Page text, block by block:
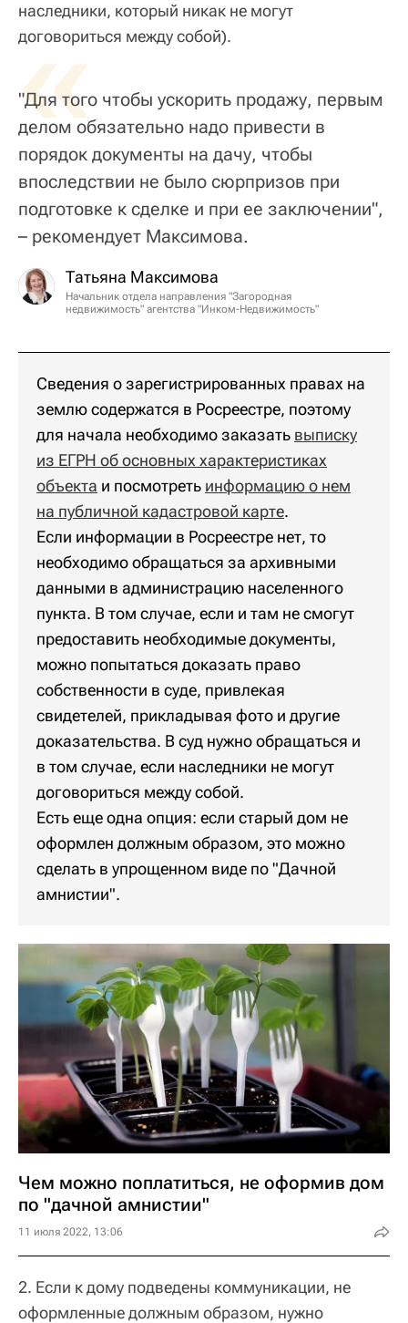
наследники, который никак не могут
договориться между собой).
«
"Для того чтобы ускорить продажу, первым
делом обязательно надо привести в
порядок документы на дачу, чтобы
впоследствии не было сюрпризов при
подготовке к сделке и при ее заключении",
– рекомендует Максимова.
Татьяна Максимова
Начальник отдела направления "Загородная
недвижимость" агентства "Инком-Недвижимость"
Сведения о зарегистрированных правах на
землю содержатся в Росреестре, поэтому
для начала необходимо заказать выписку
из ЕГРН об основных характеристиках
объекта и посмотреть информацию о нем
на публичной кадастровой карте.
Если информации в Росреестре нет, то
необходимо обращаться за архивными
данными в администрацию населенного
пункта. В том случае, если и там не смогут
предоставить необходимые документы,
можно попытаться доказать право
собственности в суде, привлекая
свидетелей, прикладывая фото и другие
доказательства. В суд нужно обращаться и
в том случае, если наследники не могут
договориться между собой.
Есть еще одна опция: если старый дом не
оформлен должным образом, это можно
сделать в упрощенном виде по "Дачной
амнистии".
Чем можно поплатиться, не оформив дом
по "дачной амнистии"
11 июля 2022, 13:06
2. Если к дому подведены коммуникации, не
оформленные должным образом, нужно